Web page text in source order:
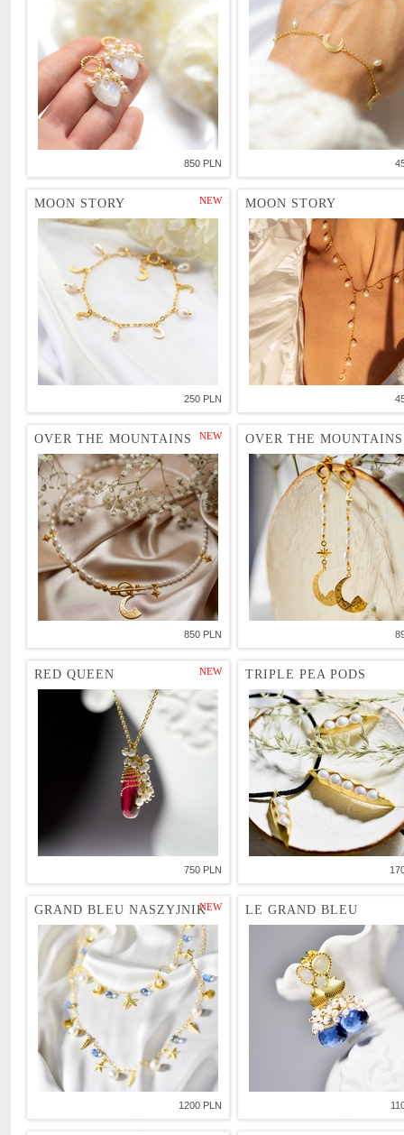
850 PLN
MOON STORY NEW
250 PLN
MOON STORY
OVER THE MOUNTAINS NEW
850 PLN
OVER THE MOUNTAINS
RED QUEEN NEW
750 PLN
TRIPLE PEA PODS
GRAND BLEU NASZYJNIKNEW
1200 PLN
LE GRAND BLEU